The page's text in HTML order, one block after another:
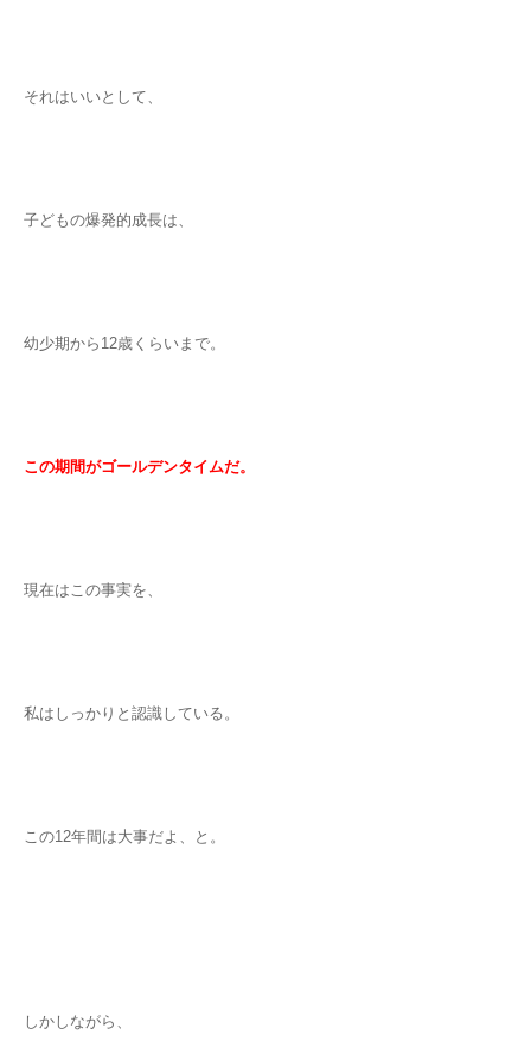
それはいいとして、
子どもの爆発的成長は、
幼少期から12歳くらいまで。
この期間がゴールデンタイムだ。
現在はこの事実を、
私はしっかりと認識している。
この12年間は大事だよ、と。
しかしながら、